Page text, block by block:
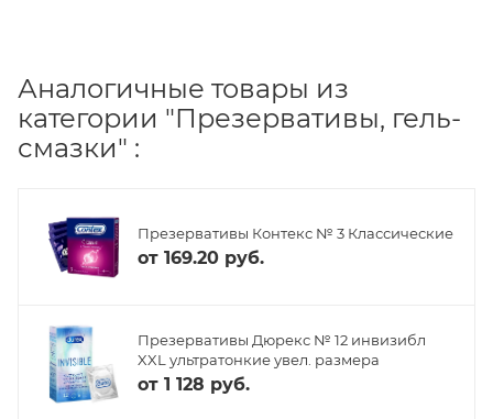
Аналогичные товары из
категории "Презервативы, гель-
смазки" :
Презервативы Контекс № 3 Классические
от 169.20 руб.
Презервативы Дюрекс № 12 инвизибл
XXL ультратонкие увел. размера
от 1 128 руб.